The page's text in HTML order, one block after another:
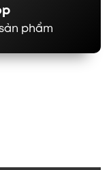
phẩm